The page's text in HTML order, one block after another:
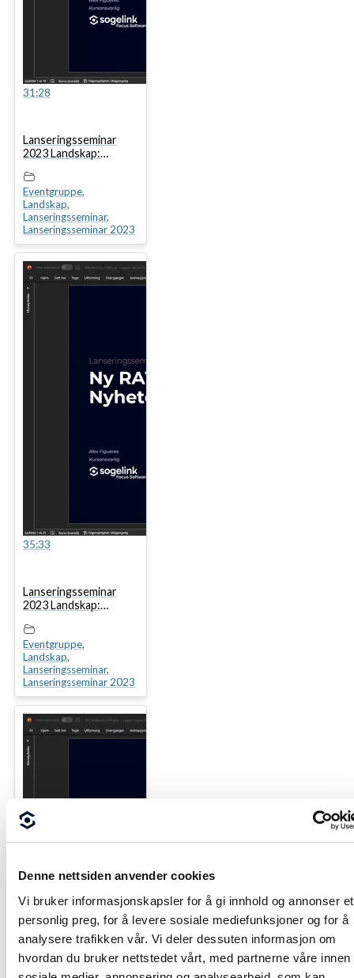
Denne nettsiden anvender cookies
Vi bruker informasjonskapsler for å gi innhold og annonser et
personlig preg, for å levere sosiale mediefunksjoner og for å
analysere trafikken vår. Vi deler dessuten informasjon om
hvordan du bruker nettstedet vårt, med partnerne våre innen
31:28
Lanseringsseminar
2023 Landskap:
Collection for
Landskap
Eventgruppe,
Landskap,
Lanseringsseminar,
Lanseringsseminar 2023
35:33
Lanseringsseminar
2023 Landskap:
RAT Landskap
Eventgruppe,
Landskap,
Lanseringsseminar,
Lanseringsseminar 2023